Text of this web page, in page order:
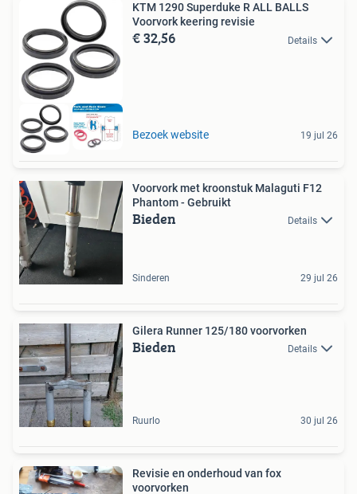
KTM 1290 Superduke R ALL BALLS
Voorvork keering revisie
€ 32,56 Details
Bezoek website 19 jul 26
Voorvork met kroonstuk Malaguti F12
Phantom - Gebruikt
Bieden Details
Sinderen 29 jul 26
Gilera Runner 125/180 voorvorken
Bieden Details
Ruurlo 30 jul 26
Revisie en onderhoud van fox
voorvorken